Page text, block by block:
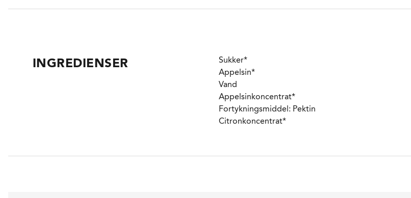
INGREDIENSER Sukker*
Appelsin*
Vand
Appelsinkoncentrat*
Fortykningsmiddel: Pektin
Citronkoncentrat*